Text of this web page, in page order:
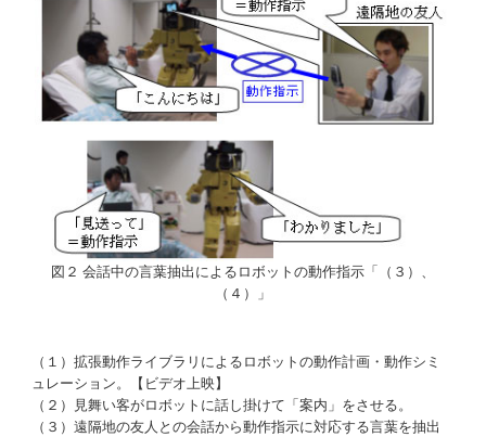
図２ 会話中の言葉抽出によるロボットの動作指示「（３）、
（４）」
（１）拡張動作ライブラリによるロボットの動作計画・動作シミ
ュレーション。【ビデオ上映】
（２）見舞い客がロボットに話し掛けて「案内」をさせる。
（３）遠隔地の友人との会話から動作指示に対応する言葉を抽出